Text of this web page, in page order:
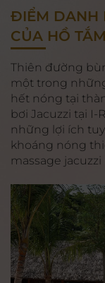
ĐIỂM DANH
CỦA HỒ
Thiên đường
một trong
hết nóng tại
bơi Jacuzzi tại I-
những lợi ích
khoáng nóng
massage jacuzzi